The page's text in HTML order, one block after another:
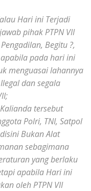
Hari ini Terjadi
pihak PTPN VII
Begitu ?,
pada hari ini
menguasai lahannya
dan segala
tersebut
Polri, TNI, Satpol
Bukan Alat
sebagimana
yang berlaku
apabila Hari ini
oleh PTPN VII